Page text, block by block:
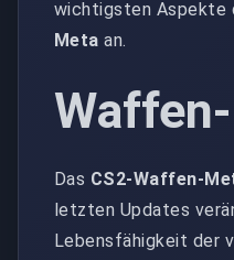
wichtigsten Aspekte
Meta an.
Das CS2-Waffen-
letzten Updates
Lebensfähigkeit der